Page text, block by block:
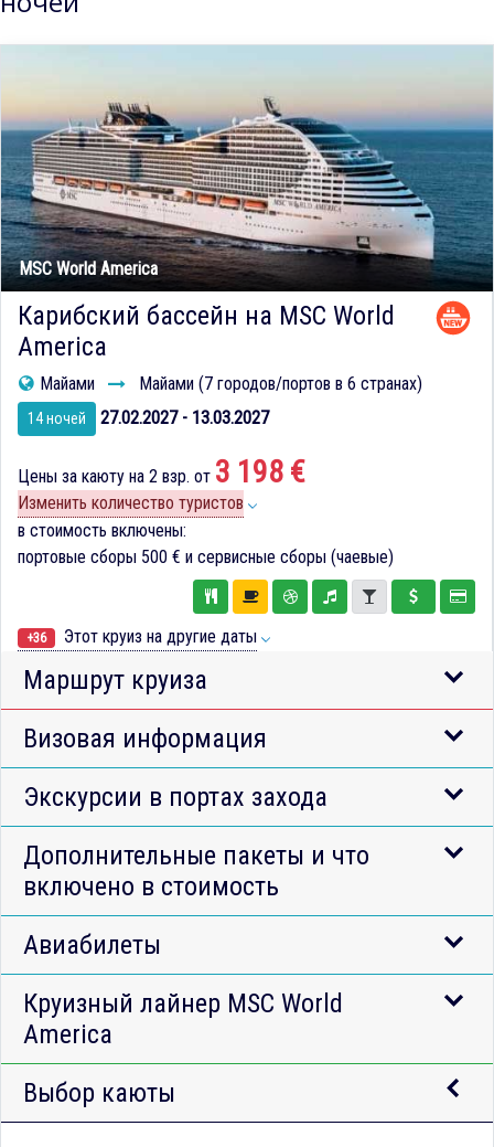
MSC World America
Карибский бассейн на MSC World
America
Майами Майами (7 городов/портов в 6 странах)
14 ночей 27.02.2027 - 13.03.2027
Цены за каюту на 2 взр. от 3 198 €
Изменить количество туристов
в стоимость включены:
портовые сборы 500 € и сервисные сборы (чаевые)
+36 Этот круиз на другие даты
Маршрут круиза
Визовая информация
Экскурсии в портах захода
Дополнительные пакеты и что
включено в стоимость
Авиабилеты
Круизный лайнер MSC World
America
Выбор каюты